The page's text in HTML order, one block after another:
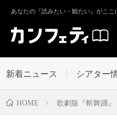
あなたの『読みたい・観たい』がここ
新着ニュース シアター
HOME 歌劇版『斬舞踊』